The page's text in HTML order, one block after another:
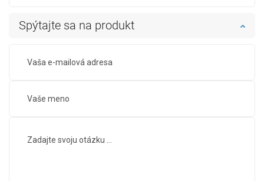
Spýtajte sa na produkt